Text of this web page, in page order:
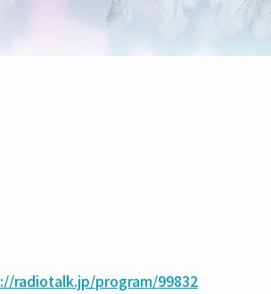
radiotalk.jp/program/99832